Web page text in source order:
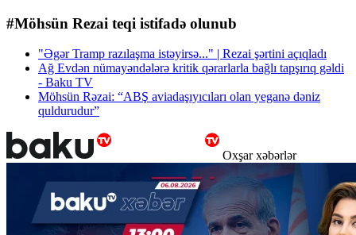
#Möhsün Rezai teqi istifadə olunub
"Əgər Tramp razılaşma istəyirsə..." | Rezai şərtini açıqladı
Ağ Evdən nümayəndələrə kritik qərarlarla bağlı tapşırıq gəldi
- Baku TV
Möhsün Rəzai: “ABŞ aviadaşıyıcıları olan yeganə dəniz
quldurudur”
Oxşar xəbərlər